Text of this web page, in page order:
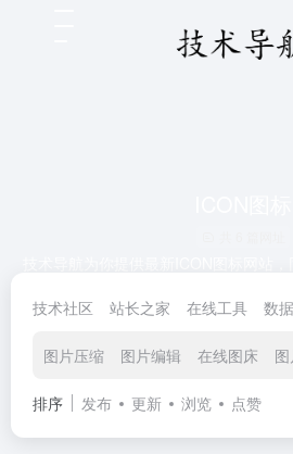
设计师，还是技术爱好者，都可以在技
技术社区 站长之家 在线工具 数
图片压缩 图片编辑 在线图床
排序 发布 更新 浏览 点赞